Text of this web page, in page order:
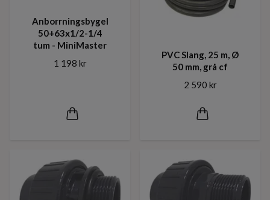
Anborrningsbygel
50+63x1/2-1/4
tum - MiniMaster
1 198 kr
PVC Slang, 25 m, Ø
50 mm, grå cf
2 590 kr